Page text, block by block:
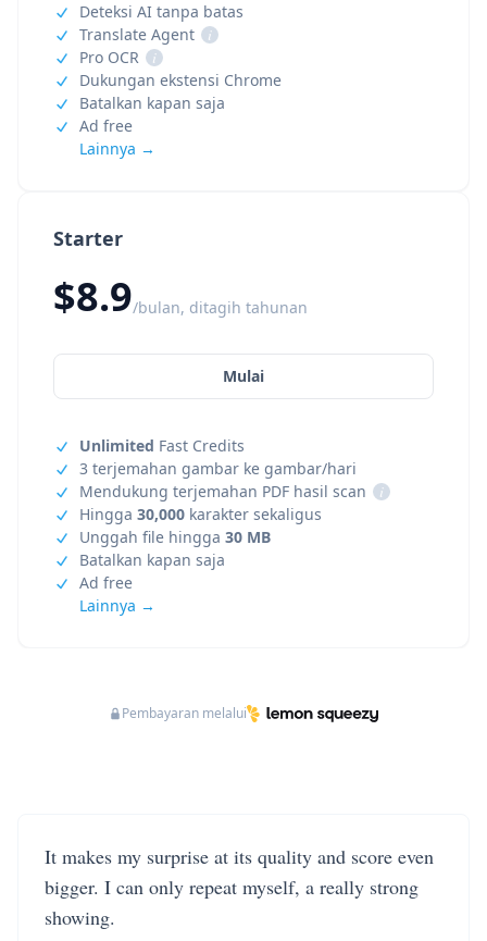
Starter
$8.9/bulan, ditagih tahunan
Mulai
Unlimited Fast Credits
3 terjemahan gambar ke gambar/hari
Mendukung terjemahan PDF hasil scan
i
Hingga 30,000 karakter sekaligus
Unggah file hingga 30 MB
Batalkan kapan saja
Ad free
Lainnya →
Deteksi AI tanpa batas
Translate Agent
i
Pro OCR
i
Dukungan ekstensi Chrome
Batalkan kapan saja
Ad free
Lainnya →
Pembayaran melalui
It makes my surprise at its quality and score even
bigger. I can only repeat myself, a really strong
showing.